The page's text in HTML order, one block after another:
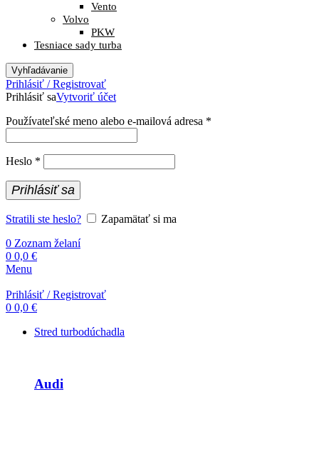
Vento
Volvo
PKW
Tesniace sady turba
Vyhľadávanie
Prihlásiť / Registrovať
Prihlásiť saVytvoriť účet
Používateľské meno alebo e-mailová adresa *
Heslo *
Prihlásiť sa
Stratili ste heslo?
Zapamätať si ma
0 Zoznam želaní
0 0,0 €
Menu
Prihlásiť / Registrovať
0 0,0 €
Stred turbodúchadla
Audi